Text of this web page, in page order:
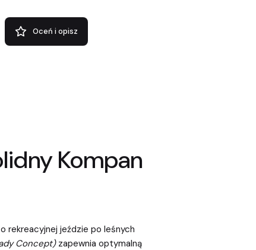
Oceń i opisz
Kompan
rekreacyjnej jeździe po leśnych
Concept)zapewnia optymalną